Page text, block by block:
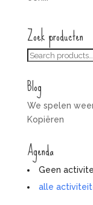
Zoek producten
Zoeken
Blog
We spelen
Kopiëren
Agenda
Geen
alle